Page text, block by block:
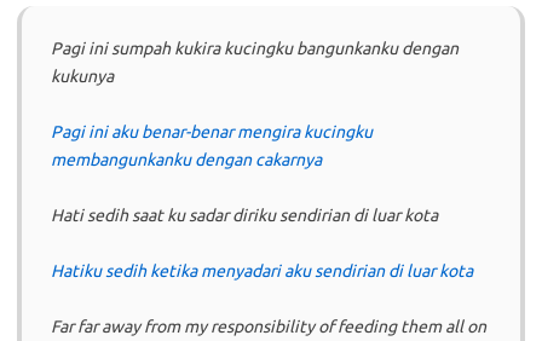
Pagi ini sumpah kukira kucingku bangunkanku dengan
kukunya
Pagi ini aku benar-benar mengira kucingku
membangunkanku dengan cakarnya
Hati sedih saat ku sadar diriku sendirian di luar kota
Hatiku sedih ketika menyadari aku sendirian di luar kota
Far far away from my responsibility of feeding them all on